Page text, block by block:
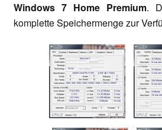
Windows 7 Home Premium.
komplette Speichermenge zur